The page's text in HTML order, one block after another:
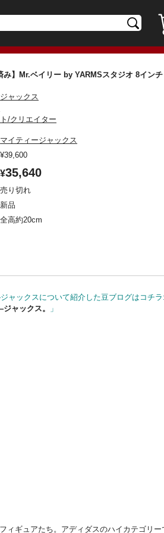
み】Mr.ベイリー by YARMSスタジオ 8イ
ャックス
/クリエイター
マイティージャックス
¥39,600
¥35,640
売り切れ
新品
全高約20cm
ャックスについて紹介した豆ブログはコチラ
ャックス。
」
ギュアたち。アディダスのハイカテゴリ